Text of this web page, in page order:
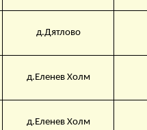
д.Дятлово
д.Еленев Холм
д.Еленев Холм